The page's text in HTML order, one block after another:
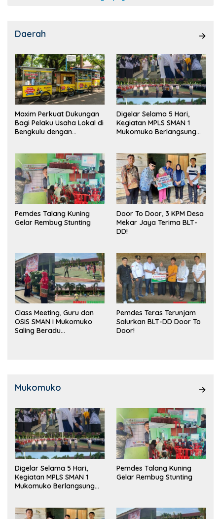
Daerah
Maxim Perkuat Dukungan
Bagi Pelaku Usaha Lokal di
Bengkulu dengan
Pasar
Digelar Selama 5 Hari,
Kegiatan MPLS SMAN 1
Mukomuko Berlangsung
Pemdes Talang Kuning
Gelar Rembug Stunting
Door To Door, 3 KPM Desa
Mekar Jaya Terima BLT-
DD!
Class Meeting, Guru dan
OSIS SMAN I Mukomuko
Saling Beradu
Pemdes Teras Terunjam
Salurkan BLT-DD Door To
Door!
Mukomuko
Digelar Selama 5 Hari,
Kegiatan MPLS SMAN 1
Mukomuko Berlangsung
Pemdes Talang Kuning
Gelar Rembug Stunting